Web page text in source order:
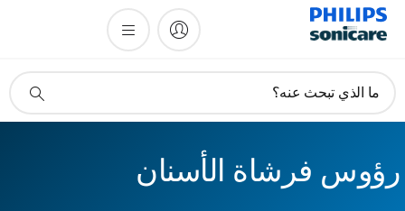
دعم
ما الذي تبحث عنه؟
فرشاة الأسنان